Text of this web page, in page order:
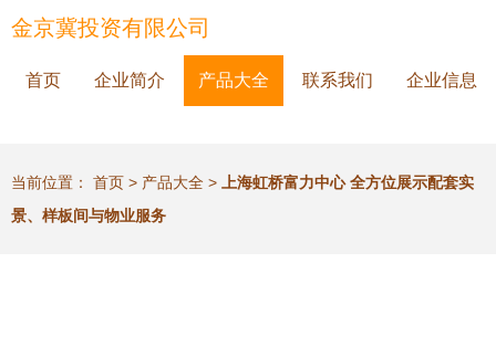
金京冀投资有限公司
首页 企业简介 产品大全 联系我们 企业信息
当前位置： 首页 > 产品大全 >
上海虹桥富力中心 全方位展示配套实
景、样板间与物业服务